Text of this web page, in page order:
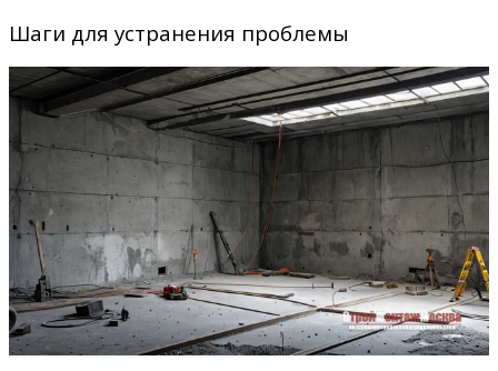
Шаги для устранения проблемы